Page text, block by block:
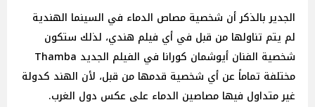
الجدير بالذكر أن شخصية مصاص الدماء في السينما الهندية
لم يتم تناولها من قبل في أي فيلم هندي، لذلك ستكون
شخصية الفنان أيوشمان كورانا في الفيلم الجديد Thamba
مختلفة تماماً عن أي شخصية قدمها من قبل، لأن الهند كدولة
غير متداول فيها مصاصين الدماء على عكس دول الغرب.